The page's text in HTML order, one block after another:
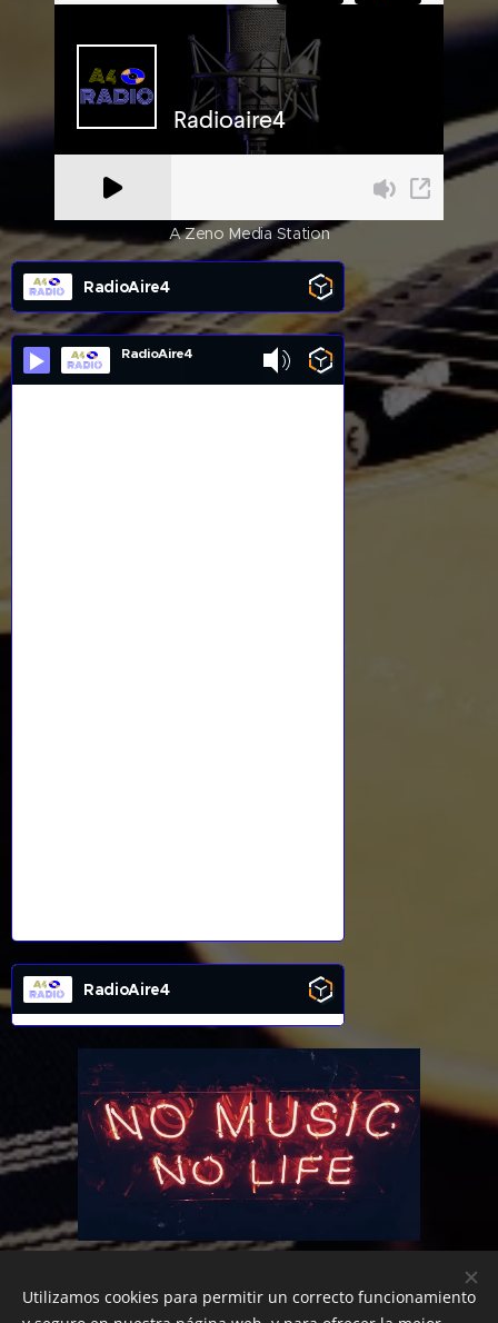
A Zeno Media Station
RadioAire4
RadioAire4
RadioAire4
Utilizamos cookies para permitir un correcto funcionamiento